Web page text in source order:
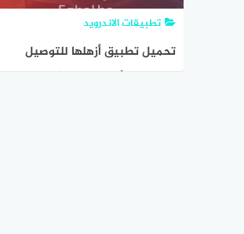
تطبيقات الاندرويد
تحميل تطبيق أزهلها للتوصيل